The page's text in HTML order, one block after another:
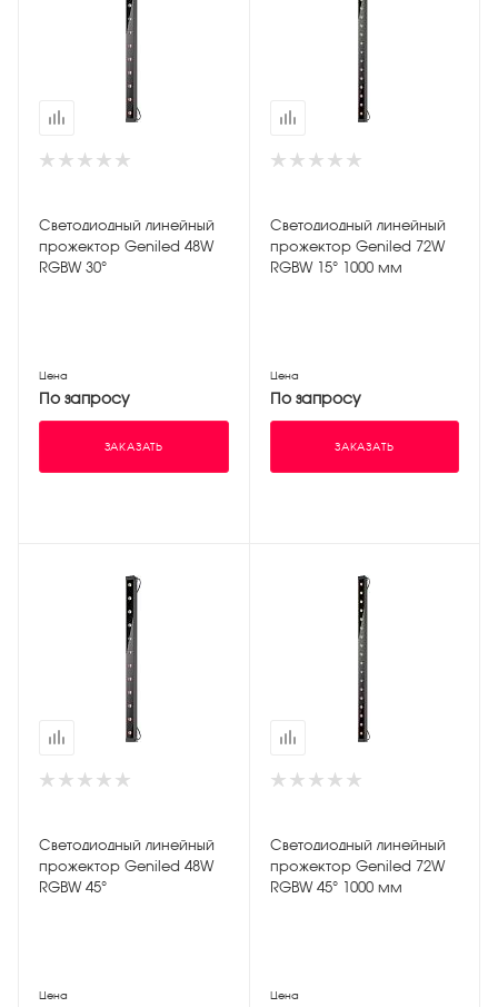
Светодиодный линейный
прожектор Geniled 48W
RGBW 30°
Цена
По запросу
ЗАКАЗАТЬ
Светодиодный линейный
прожектор Geniled 72W
RGBW 15° 1000 мм
Цена
По запросу
ЗАКАЗАТЬ
Светодиодный линейный
прожектор Geniled 48W
RGBW 45°
Цена
Светодиодный линейный
прожектор Geniled 72W
RGBW 45° 1000 мм
Цена